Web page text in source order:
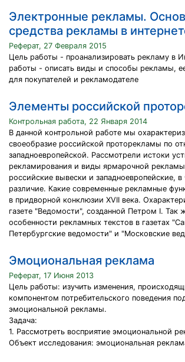
Электронные рекламы.
средства рекламы в
Реферат, 27 Февраля 2015
Цель работы - проанализировать рекламу в
работы - описать виды и способы рекламы,
для покупателей и рекламодателе
Элементы российской
Контрольная работа, 22 Января 2014
В данной контрольной работе мы
своеобразие российской проторекламы по
западноевропейской. Рассмотрели истоки
рекламирования и виды ярмарочной
российские вывески и западноевропейские,
различие. Какие современные рекламные
в придворной конклюзии XVII века.
газете "Ведомости", созданной Петром I. Так
особенности рекламных текстов в газетах
Петербургские ведомости" и "Московские
Эмоциональная реклама
Реферат, 17 Июня 2013
Цель работы: изучить изменения,
компонентом потребительского поведения
эмоциональной рекламы.
Задача:
1. Рассмотреть восприятие эмоциональной
Объект исследования: эмоциональная